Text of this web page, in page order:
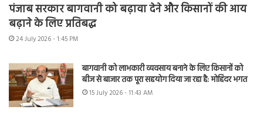
पंजाब सरकार बागवानी को बढ़ावा देने और किसानों की आय
बढ़ाने के लिए प्रतिबद्ध
24 July 2026 - 1:45 PM
बागवानी को लाभकारी व्यवसाय बनाने के लिए किसानों को
बीज से बाजार तक पूरा सहयोग दिया जा रहा है: मोहिंदर भगत
15 July 2026 - 11:43 AM